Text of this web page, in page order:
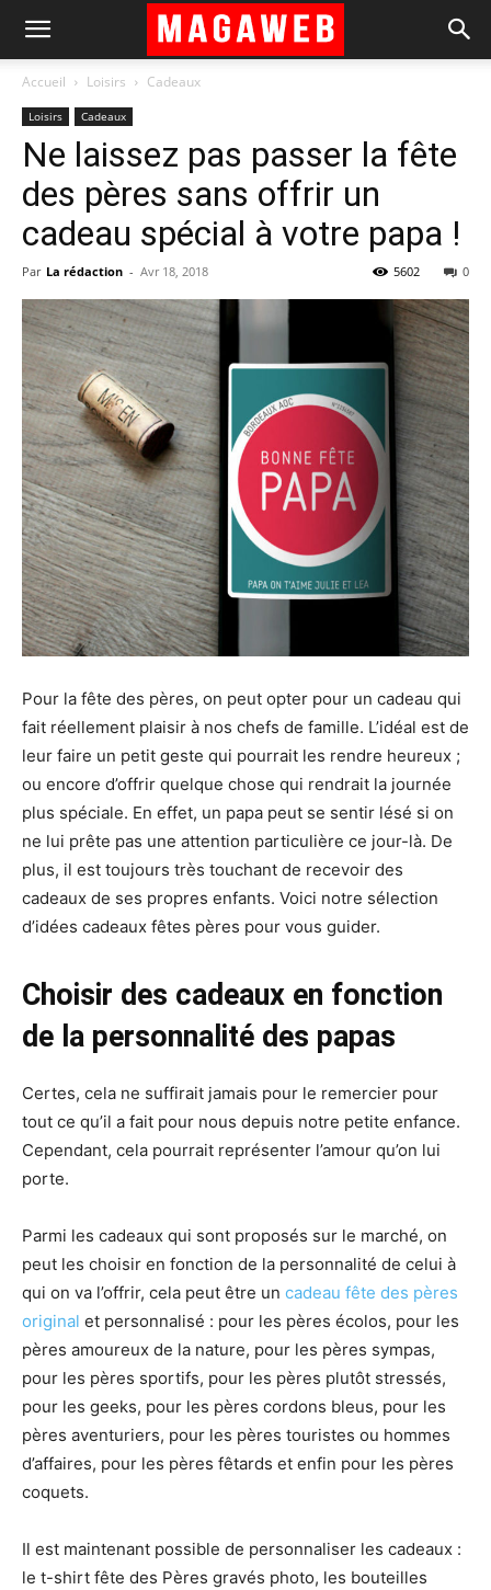
Accueil Loisirs Cadeaux
Loisirs Cadeaux
Ne laissez pas passer la fête
des pères sans offrir un
cadeau spécial à votre papa !
Par La rédaction - Avr 18, 2018 0
5602
Pour la fête des pères, on peut opter pour un cadeau qui
fait réellement plaisir à nos chefs de famille. L’idéal est de
leur faire un petit geste qui pourrait les rendre heureux ;
ou encore d’offrir quelque chose qui rendrait la journée
plus spéciale. En effet, un papa peut se sentir lésé si on
ne lui prête pas une attention particulière ce jour-là. De
plus, il est toujours très touchant de recevoir des
cadeaux de ses propres enfants. Voici notre sélection
d’idées cadeaux fêtes pères pour vous guider.
Choisir des cadeaux en fonction
de la personnalité des papas
Certes, cela ne suffirait jamais pour le remercier pour
tout ce qu’il a fait pour nous depuis notre petite enfance.
Cependant, cela pourrait représenter l’amour qu’on lui
porte.
Parmi les cadeaux qui sont proposés sur le marché, on
peut les choisir en fonction de la personnalité de celui à
qui on va l’offrir, cela peut être un cadeau fête des pères
original et personnalisé : pour les pères écolos, pour les
pères amoureux de la nature, pour les pères sympas,
pour les pères sportifs, pour les pères plutôt stressés,
pour les geeks, pour les pères cordons bleus, pour les
pères aventuriers, pour les pères touristes ou hommes
d’affaires, pour les pères fêtards et enfin pour les pères
coquets.
Il est maintenant possible de personnaliser les cadeaux :
le t-shirt fête des Pères gravés photo, les bouteilles